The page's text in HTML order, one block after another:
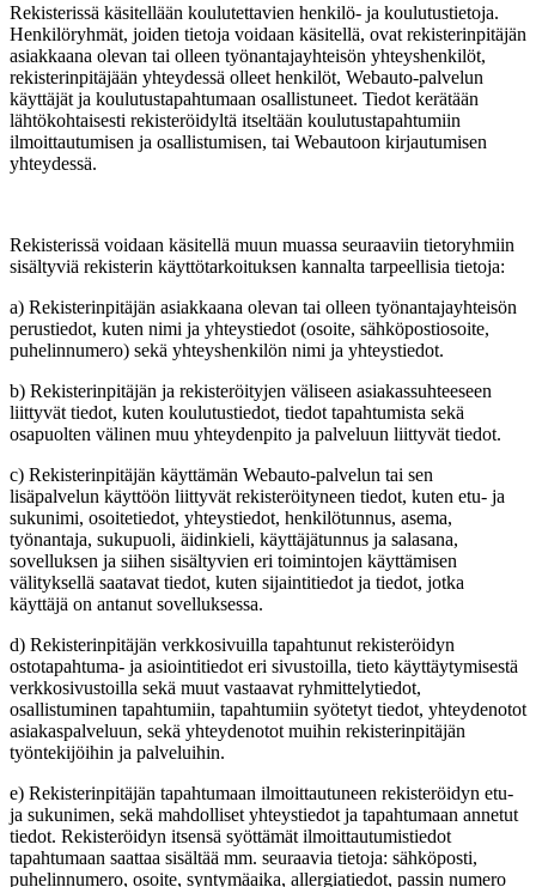
Rekisterissä käsitellään koulutettavien henkilö- ja koulutustietoja.
Henkilöryhmät, joiden tietoja voidaan käsitellä, ovat rekisterinpitäjän
asiakkaana olevan tai olleen työnantajayhteisön yhteyshenkilöt,
rekisterinpitäjään yhteydessä olleet henkilöt, Webauto-palvelun
käyttäjät ja koulutustapahtumaan osallistuneet. Tiedot kerätään
lähtökohtaisesti rekisteröidyltä itseltään koulutustapahtumiin
ilmoittautumisen ja osallistumisen, tai Webautoon kirjautumisen
yhteydessä.
Rekisterissä voidaan käsitellä muun muassa seuraaviin tietoryhmiin
sisältyviä rekisterin käyttötarkoituksen kannalta tarpeellisia tietoja:
a) Rekisterinpitäjän asiakkaana olevan tai olleen työnantajayhteisön
perustiedot, kuten nimi ja yhteystiedot (osoite, sähköpostiosoite,
puhelinnumero) sekä yhteyshenkilön nimi ja yhteystiedot.
b) Rekisterinpitäjän ja rekisteröityjen väliseen asiakassuhteeseen
liittyvät tiedot, kuten koulutustiedot, tiedot tapahtumista sekä
osapuolten välinen muu yhteydenpito ja palveluun liittyvät tiedot.
c) Rekisterinpitäjän käyttämän Webauto-palvelun tai sen
lisäpalvelun käyttöön liittyvät rekisteröityneen tiedot, kuten etu- ja
sukunimi, osoitetiedot, yhteystiedot, henkilötunnus, asema,
työnantaja, sukupuoli, äidinkieli, käyttäjätunnus ja salasana,
sovelluksen ja siihen sisältyvien eri toimintojen käyttämisen
välityksellä saatavat tiedot, kuten sijaintitiedot ja tiedot, jotka
käyttäjä on antanut sovelluksessa.
d) Rekisterinpitäjän verkkosivuilla tapahtunut rekisteröidyn
ostotapahtuma- ja asiointitiedot eri sivustoilla, tieto käyttäytymisestä
verkkosivustoilla sekä muut vastaavat ryhmittelytiedot,
osallistuminen tapahtumiin, tapahtumiin syötetyt tiedot, yhteydenotot
asiakaspalveluun, sekä yhteydenotot muihin rekisterinpitäjän
työntekijöihin ja palveluihin.
e) Rekisterinpitäjän tapahtumaan ilmoittautuneen rekisteröidyn etu-
ja sukunimen, sekä mahdolliset yhteystiedot ja tapahtumaan annetut
tiedot. Rekisteröidyn itsensä syöttämät ilmoittautumistiedot
tapahtumaan saattaa sisältää mm. seuraavia tietoja: sähköposti,
puhelinnumero, osoite, syntymäaika, allergiatiedot, passin numero